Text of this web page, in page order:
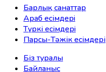
Барлық санаттар
Араб есімдерi
Түркі есімдерi
Парсы-Тәжік есімдері
Біз туралы
Байланыс